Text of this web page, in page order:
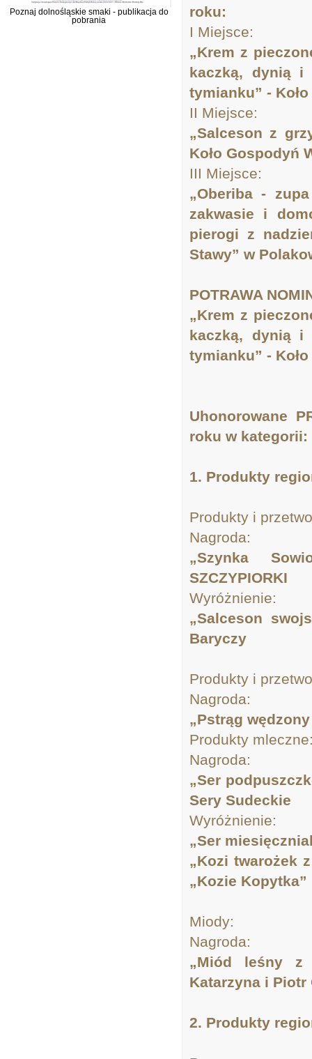
Poznaj dolnośląskie smaki - publikacja do
pobrania
roku:
I Miejsce:
„Krem z
kaczką, dynią i
tymianku” -
II Miejsce:
„Salceson z
Koło Gospodyń
III Miejsce:
„Oberiba -
zakwasie i
pierogi z
Stawy” w
POTRAWA
„Krem z
kaczką, dynią i
tymianku” -
Uhonorowane
roku w kategorii:
1. Produkty
Produkty i
Nagroda:
„Szynka
SZCZYPIORKI
Wyróżnienie:
„Salceson
Baryczy
Produkty i
Nagroda:
„Pstrąg
Produkty
Nagroda:
„Ser
Sery Sudeckie
Wyróżnienie:
„Ser
„Kozi twarożek
„Kozie Kopytka”
Miody:
Nagroda:
„Miód leśny z
Katarzyna i Piotr
2. Produkty